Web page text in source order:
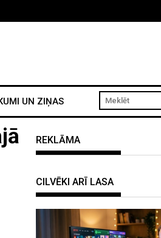
UN ZIŅAS
REKLĀMA
CILVĒKI ARĪ LASA